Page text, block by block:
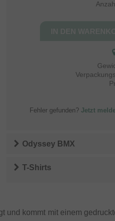
Fehler gefunden? Jetzt
Odyssey BMX
T-Shirts
und kommt mit einem